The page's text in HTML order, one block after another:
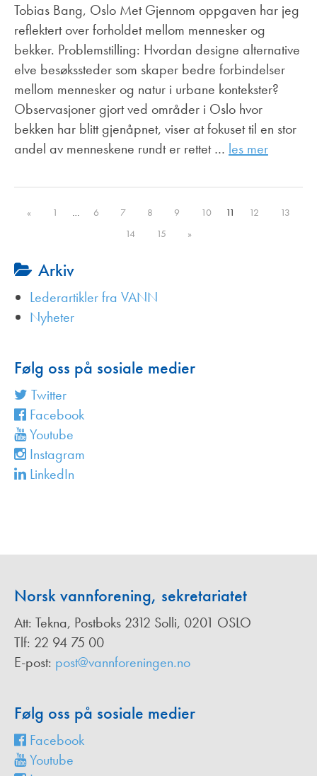
Tobias Bang, Oslo Met Gjennom oppgaven har jeg
reflektert over forholdet mellom mennesker og
bekker. Problemstilling: Hvordan designe alternative
elve besøkssteder som skaper bedre forbindelser
mellom mennesker og natur i urbane kontekster?
Observasjoner gjort ved områder i Oslo hvor
bekken har blitt gjenåpnet, viser at fokuset til en stor
andel av menneskene rundt er rettet … les mer
« 1 … 6 7 8 9 10 11 12
13
14
15 »
Arkiv
Lederartikler fra VANN
Nyheter
Følg oss på sosiale medier
Twitter
Facebook
Youtube
Instagram
LinkedIn
Norsk vannforening, sekretariatet
Att: Tekna, Postboks 2312 Solli, 0201 OSLO
Tlf: 22 94 75 00
E-post: post@vannforeningen.no
Følg oss på sosiale medier
Facebook
Youtube